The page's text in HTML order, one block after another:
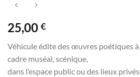
25,00 €
Véhicule édite des œuvres poétiques
cadre muséal, scénique,
dans l’espace public ou des lieux